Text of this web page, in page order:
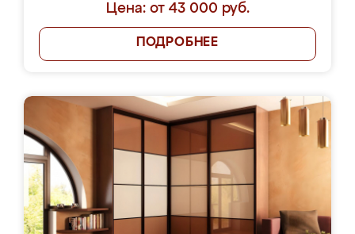
Цена: от 43 000 руб.
ПОДРОБНЕЕ